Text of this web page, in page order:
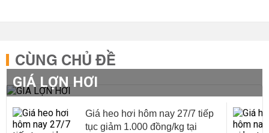
CÙNG CHỦ ĐỀ
GIÁ LỢN HƠI
Giá heo hơi hôm nay 27/7 tiếp
tục giảm 1.000 đồng/kg tại